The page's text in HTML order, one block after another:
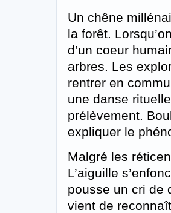
Un chêne
la forêt.
d’un coeur
arbres. Les
rentrer en
une danse
prélèvement.
expliquer le
Malgré les
L’aiguille
pousse un cri de
vient de